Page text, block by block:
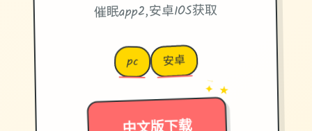
催眠app2,安卓IOS获取
pc 安卓
→
✦ ★